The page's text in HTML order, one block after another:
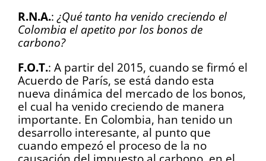
R.N.A.: ¿Qué tanto ha venido creciendo el
Colombia el apetito por los bonos de
carbono?
F.O.T.: A partir del 2015, cuando se firmó el
Acuerdo de París, se está dando esta
nueva dinámica del mercado de los bonos,
el cual ha venido creciendo de manera
importante. En Colombia, han tenido un
desarrollo interesante, al punto que
cuando empezó el proceso de la no